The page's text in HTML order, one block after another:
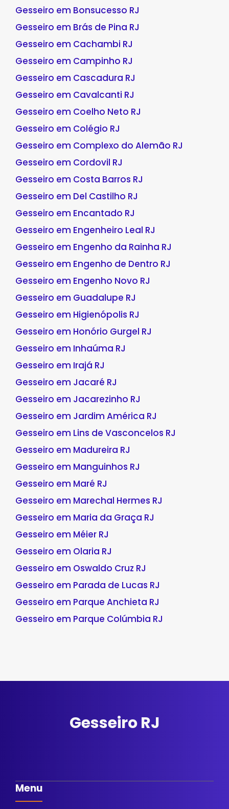
Gesseiro em Bonsucesso RJ
Gesseiro em Brás de Pina RJ
Gesseiro em Cachambi RJ
Gesseiro em Campinho RJ
Gesseiro em Cascadura RJ
Gesseiro em Cavalcanti RJ
Gesseiro em Coelho Neto RJ
Gesseiro em Colégio RJ
Gesseiro em Complexo do Alemão RJ
Gesseiro em Cordovil RJ
Gesseiro em Costa Barros RJ
Gesseiro em Del Castilho RJ
Gesseiro em Encantado RJ
Gesseiro em Engenheiro Leal RJ
Gesseiro em Engenho da Rainha RJ
Gesseiro em Engenho de Dentro RJ
Gesseiro em Engenho Novo RJ
Gesseiro em Guadalupe RJ
Gesseiro em Higienópolis RJ
Gesseiro em Honório Gurgel RJ
Gesseiro em Inhaúma RJ
Gesseiro em Irajá RJ
Gesseiro em Jacaré RJ
Gesseiro em Jacarezinho RJ
Gesseiro em Jardim América RJ
Gesseiro em Lins de Vasconcelos RJ
Gesseiro em Madureira RJ
Gesseiro em Manguinhos RJ
Gesseiro em Maré RJ
Gesseiro em Marechal Hermes RJ
Gesseiro em Maria da Graça RJ
Gesseiro em Méier RJ
Gesseiro em Olaria RJ
Gesseiro em Oswaldo Cruz RJ
Gesseiro em Parada de Lucas RJ
Gesseiro em Parque Anchieta RJ
Gesseiro em Parque Colúmbia RJ
Gesseiro RJ
Menu